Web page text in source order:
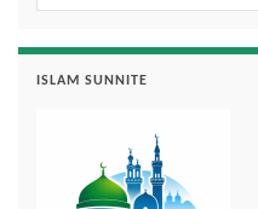
ISLAM SUNNITE